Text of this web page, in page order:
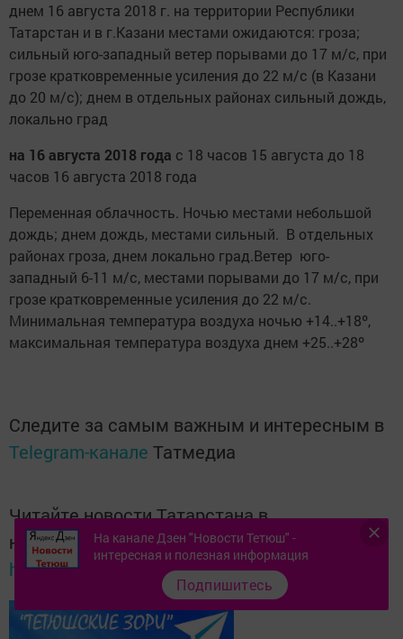
днем 16 августа 2018 г. на территории Республики
Татарстан и в г.Казани местами ожидаются: гроза;
сильный юго-западный ветер порывами до 17 м/с, при
грозе кратковременные усиления до 22 м/с (в Казани
до 20 м/с); днем в отдельных районах сильный дождь,
локально град
на 16 августа 2018 года с 18 часов 15 августа до 18
часов 16 августа 2018 года
Переменная облачность. Ночью местами небольшой
дождь; днем дождь, местами сильный. В отдельных
районах гроза, днем локально град.Ветер юго-
западный 6-11 м/с, местами порывами до 17 м/с, при
грозе кратковременные усиления до 22 м/с.
Минимальная температура воздуха ночью +14..+18º,
максимальная температура воздуха днем +25..+28º
Следите за самым важным и интересным в
Telegram-канале Татмедиа
Читайте новости Татарстана в
национальном мессенджере MАХ:
https://max.ru/tatmedia
На канале Дзен "Новости Тетюш" -
интересная и полезная информация
Подпишитесь